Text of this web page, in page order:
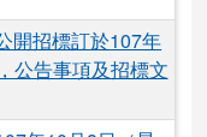
開招標訂於107年
公告事項及招標文